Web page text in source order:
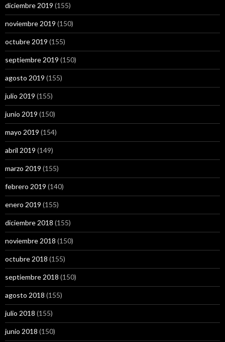
diciembre 2019 (155)
noviembre 2019 (150)
octubre 2019 (155)
septiembre 2019 (150)
agosto 2019 (155)
julio 2019 (155)
junio 2019 (150)
mayo 2019 (154)
abril 2019 (149)
marzo 2019 (155)
febrero 2019 (140)
enero 2019 (155)
diciembre 2018 (155)
noviembre 2018 (150)
octubre 2018 (155)
septiembre 2018 (150)
agosto 2018 (155)
julio 2018 (155)
junio 2018 (150)